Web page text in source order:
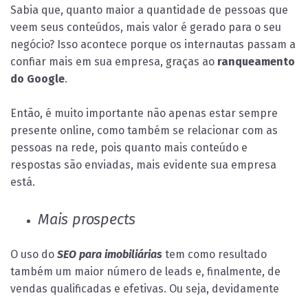
Sabia que, quanto maior a quantidade de pessoas que
veem seus conteúdos, mais valor é gerado para o seu
negócio? Isso acontece porque os internautas passam a
confiar mais em sua empresa, graças ao ranqueamento
do Google.
Então, é muito importante não apenas estar sempre
presente online, como também se relacionar com as
pessoas na rede, pois quanto mais conteúdo e
respostas são enviadas, mais evidente sua empresa
está.
Mais prospects
O uso do SEO para imobiliárias tem como resultado
também um maior número de leads e, finalmente, de
vendas qualificadas e efetivas. Ou seja, devidamente